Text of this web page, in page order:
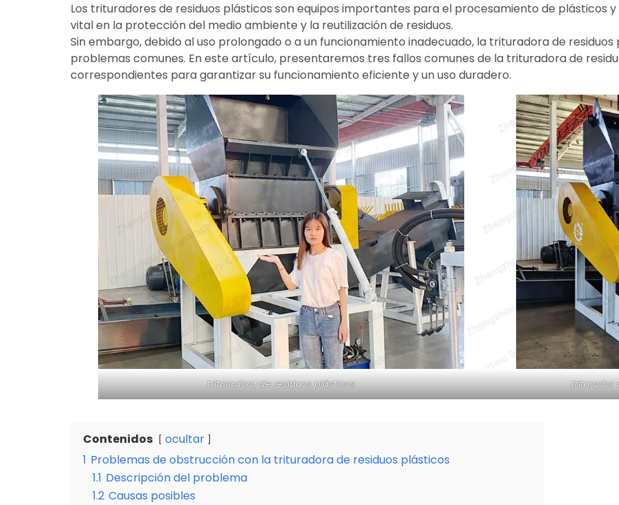
Los trituradores de residuos plásticos son equipos importantes para el procesamiento de plásticos
vital en la protección del medio ambiente y la reutilización de residuos.
Sin embargo, debido al uso prolongado o a un funcionamiento inadecuado, la trituradora de
problemas comunes. En este artículo, presentaremos tres fallos comunes de la trituradora de
correspondientes para garantizar su funcionamiento eficiente y un uso duradero.
trituradora de residuos plásticos triturador
Contenidos
ocultar
1 Problemas de obstrucción con la trituradora de residuos plásticos
1.1 Descripción del problema
1.2 Causas posibles